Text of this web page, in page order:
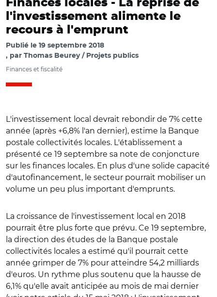
Finances locales - La reprise de
l'investissement alimente le
recours à l'emprunt
Publié le 19 septembre 2018
par Thomas Beurey / Projets publics
Finances et fiscalité
L'investissement local devrait rebondir de 7% cette
année (après +6,8% l'an dernier), estime la Banque
postale collectivités locales. L'établissement a
présenté ce 19 septembre sa note de conjoncture
sur les finances locales. En plus d'une solide capacité
d'autofinancement, le secteur pourrait mobiliser un
volume un peu plus important d'emprunts.
La croissance de l'investissement local en 2018
pourrait être plus forte que prévu. Ce 19 septembre,
la direction des études de la Banque postale
collectivités locales a estimé qu'il pourrait cette
année grimper de 7% pour atteindre 54,2 milliards
d'euros. Un rythme plus soutenu que la hausse de
6,1% qu'elle avait anticipée au mois de mai dernier